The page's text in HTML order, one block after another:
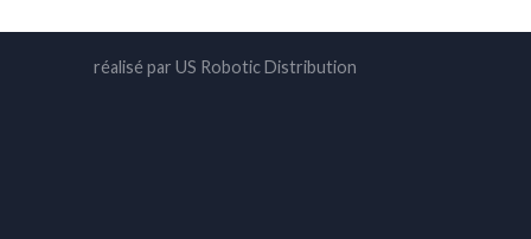
réalisé par US Robotic Distribution